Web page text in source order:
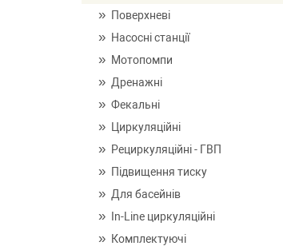
Поверхневі
Насосні станції
Мотопомпи
Дренажні
Фекальні
Циркуляційні
Рециркуляційні - ГВП
Підвищення тиску
Для басейнів
In-Line циркуляційні
Комплектуючі